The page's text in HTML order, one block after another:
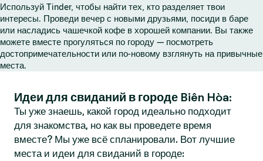
ц
а
T
i
n
r
Используй Tinder, чтобы найти тех, кто разделяет твои
интересы. Проведи вечер с новыми друзьями, посиди в баре
или насладись чашечкой кофе в хорошей компании. Вы также
можете вместе прогуляться по городу — посмотреть
достопримечательности или по-новому взглянуть на привычные
места.
Идеи для свиданий в городе Biên Hòa:
Ты уже знаешь, какой город идеально подходит
для знакомства, но как вы проведете время
вместе? Мы уже всё спланировали. Вот лучшие
места и идеи для свиданий в городе: